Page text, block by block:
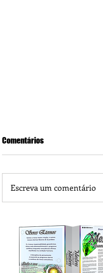
Comentários
Escreva um comentário